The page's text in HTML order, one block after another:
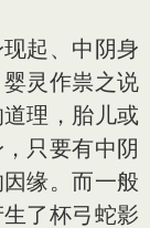
起、中阴身
灵作祟之说
理，胎儿或
只要有中阴
缘。而一般
了杯弓蛇影